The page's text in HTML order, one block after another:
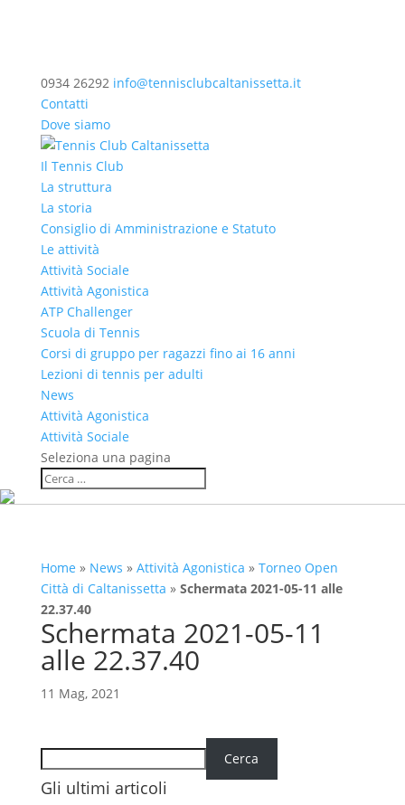
0934 26292 info@tennisclubcaltanissetta.it
Contatti
Dove siamo
Il Tennis Club
La struttura
La storia
Consiglio di Amministrazione e Statuto
Le attività
Attività Sociale
Attività Agonistica
ATP Challenger
Scuola di Tennis
Corsi di gruppo per ragazzi fino ai 16 anni
Lezioni di tennis per adulti
News
Attività Agonistica
Attività Sociale
Seleziona una pagina
Home » News » Attività Agonistica » Torneo Open
Città di Caltanissetta » Schermata 2021-05-11 alle
22.37.40
Schermata 2021-05-11
alle 22.37.40
11 Mag, 2021
Cerca
Cerca
Gli ultimi articoli